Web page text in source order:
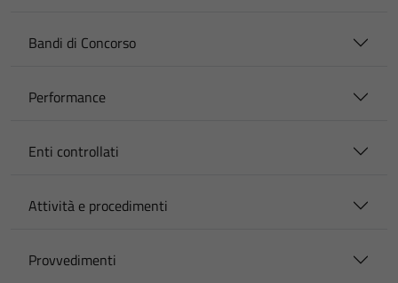
Bandi di Concorso
Performance
Enti controllati
Attività e procedimenti
Provvedimenti